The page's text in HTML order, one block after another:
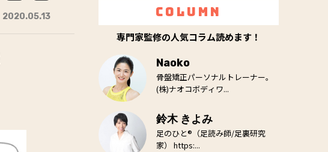
2020.05.13
Column
専門家監修の人気コラム読めます！
Naoko
骨盤矯正パーソナルトレーナー。
(株)ナオコボディワ...
鈴木 きよみ
足のひと®（足読み師/足裏研究
家） https:...